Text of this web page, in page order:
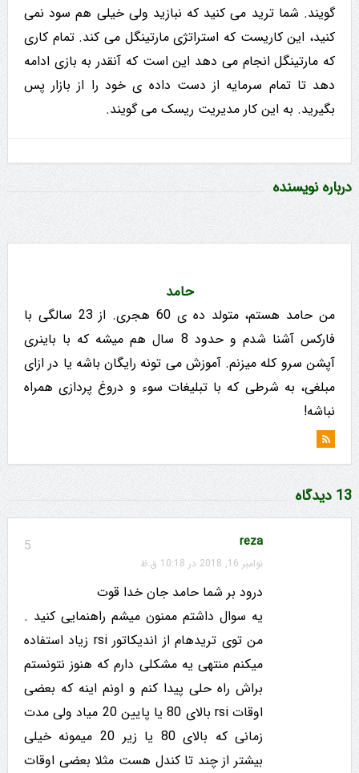
گویند. شما ترید می کنید که نبازید ولی خیلی هم سود نمی
کنید، این کاریست که استراتژی مارتینگل می کند. تمام کاری
که مارتینگل انجام می دهد این است که آنقدر به بازی ادامه
دهد تا تمام سرمایه از دست داده ی خود را از بازار پس
بگیرید. به این کار مدیریت ریسک می گویند.
درباره نویسنده
حامد
من حامد هستم، متولد ده ی 60 هجری. از 23 سالگی با
فارکس آشنا شدم و حدود 8 سال هم میشه که با باینری
آپشن سرو کله میزنم. آموزش می تونه رایگان باشه یا در ازای
مبلغی، به شرطی که با تبلیغات سوء و دروغ پردازی همراه
نباشه!
13 دیدگاه
5 reza
نوامبر 16, 2018 در 10:18 ق.ظ
درود بر شما حامد جان خدا قوت
یه سوال داشتم ممنون میشم راهنمایی کنید .
من توی تریدهام از اندیکاتور rsi زیاد استفاده
میکنم منتهی یه مشکلی دارم که هنوز نتونستم
براش راه حلی پیدا کنم و اونم اینه که بعضی
اوقات rsi بالای 80 یا پایین 20 میاد ولی مدت
زمانی که بالای 80 یا زیر 20 میمونه خیلی
بیشتر از چند تا کندل هست مثلا بعضی اوقات